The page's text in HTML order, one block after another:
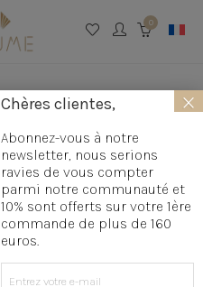
0
Pochette bijoux » Pochette à
Chères clientes,
Abonnez-vous à notre
newsletter, nous serions
ravies de vous compter
parmi notre communauté et
10% sont offerts sur votre 1ère
commande de plus de 160
euros.
×